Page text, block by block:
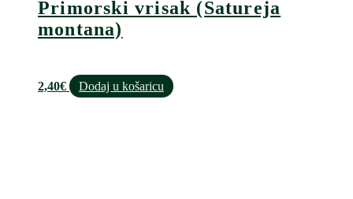
Primorski vrisak (Satureja
montana)
2,40€ Dodaj u košaricu